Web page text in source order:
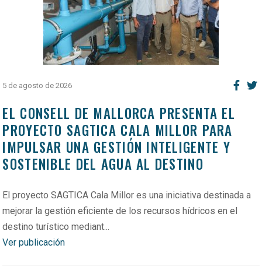
5 de agosto de 2026
EL CONSELL DE MALLORCA PRESENTA EL
PROYECTO SAGTICA CALA MILLOR PARA
IMPULSAR UNA GESTIÓN INTELIGENTE Y
SOSTENIBLE DEL AGUA AL DESTINO
El proyecto SAGTICA Cala Millor es una iniciativa destinada a
mejorar la gestión eficiente de los recursos hídricos en el
destino turístico mediant...
Ver publicación